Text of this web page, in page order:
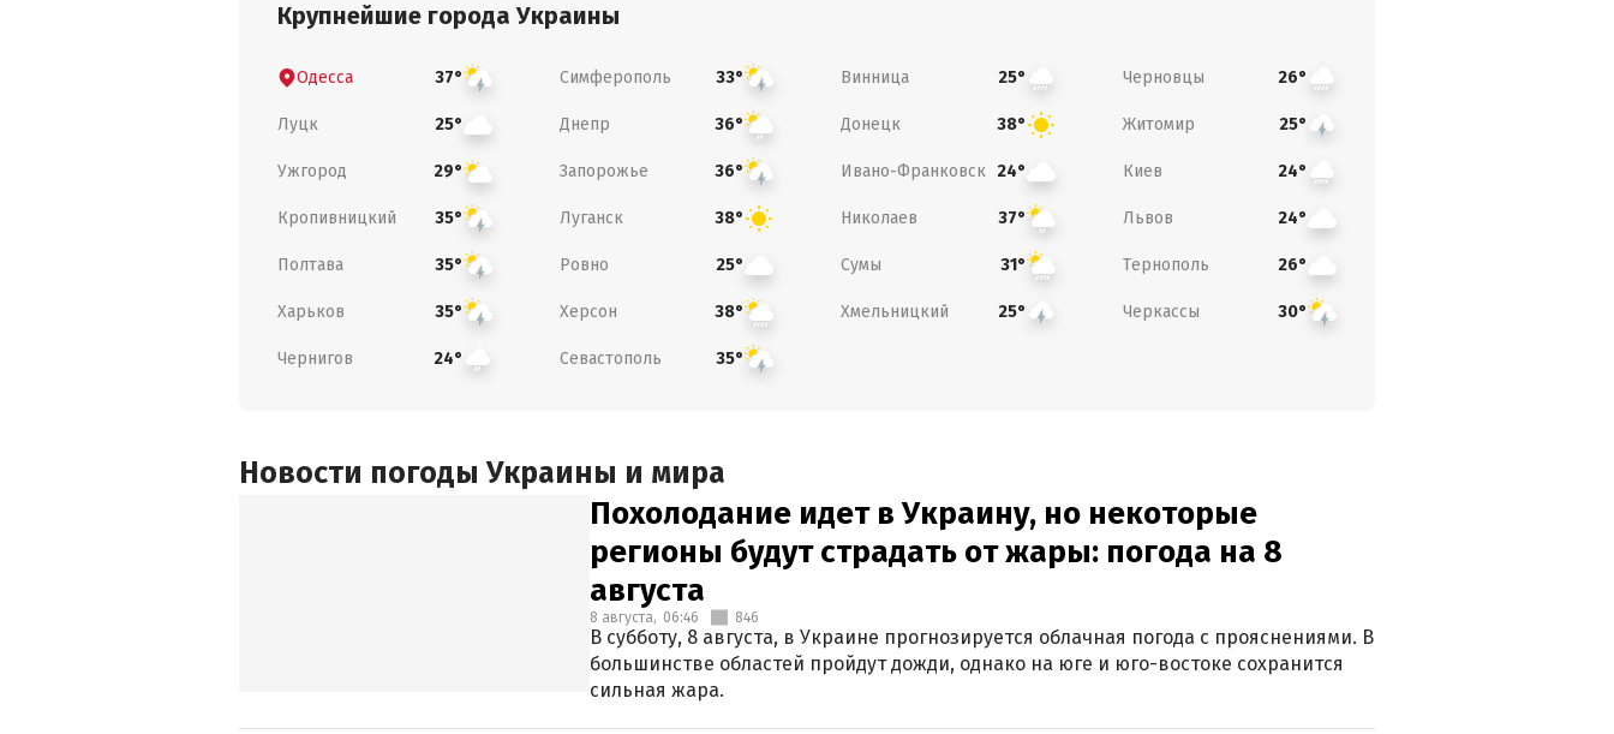
Крупнейшие города Украины
Одесса 37° Симферополь 33° Винница 25° Черновцы 26°
Луцк 25° Днепр 36° Донецк 38° Житомир 25°
Ужгород 29° Запорожье 36° Ивано-Франковск 24° Киев 24°
Кропивницкий 35° Луганск 38° Николаев 37° Львов 24°
Полтава 35° Ровно 25° Сумы 31° Тернополь 26°
Харьков 35° Херсон 38° Хмельницкий 25° Черкассы 30°
Чернигов 24° Севастополь 35°
Новости погоды Украины и мира
Похолодание идет в Украину, но некоторые
регионы будут страдать от жары: погода на 8
августа
8 августа, 06:46 846
В субботу, 8 августа, в Украине прогнозируется облачная погода с прояснениями. В
большинстве областей пройдут дожди, однако на юге и юго-востоке сохранится
сильная жара.